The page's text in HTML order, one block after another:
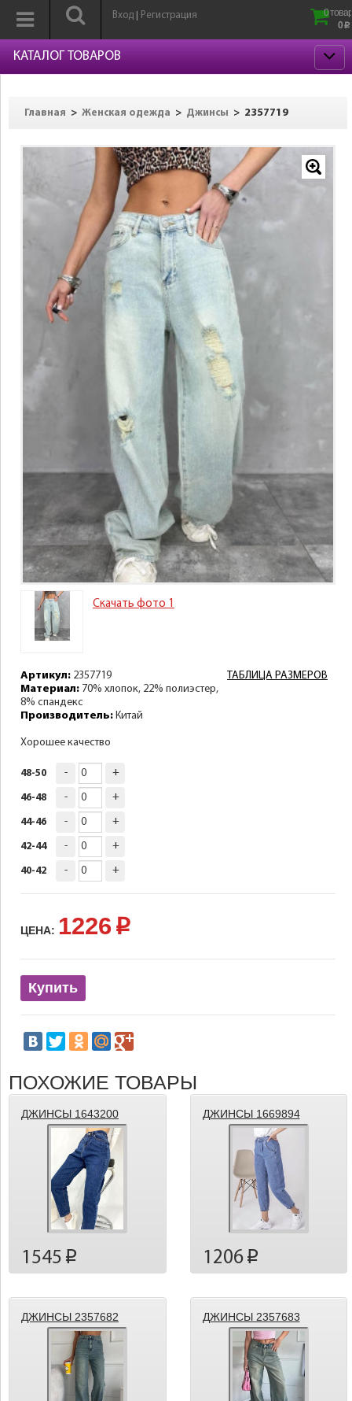
Вход Регистрация
0
0 p
КАТАЛОГ ТОВАРОВ
Главная > Женская одежда > Джинсы > 2357719
Скачать фото 1
ТАБЛИЦА РАЗМЕРОВ
Артикул: 2357719
Материал: 70% хлопок, 22% полиэстер,
8% спандекс
Производитель: Китай
Хорошее качество
48-50 - +
46-48 - +
44-46 - +
42-44 - +
40-42 - +
ЦЕНА: 1226 p
Купить
ПОХОЖИЕ ТОВАРЫ
ДЖИНСЫ 1643200
1545 p
ДЖИНСЫ 1669894
1206p
ДЖИНСЫ 2357682 ДЖИНСЫ 2357683